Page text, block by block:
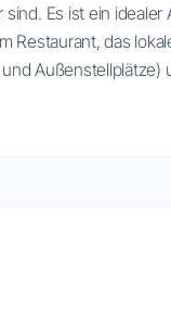
Es ist ein
Restaurant, das
Außenstellplätze)